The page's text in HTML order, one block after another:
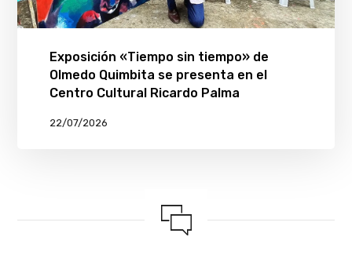
Exposición «Tiempo sin tiempo» de
Olmedo Quimbita se presenta en el
Centro Cultural Ricardo Palma
22/07/2026